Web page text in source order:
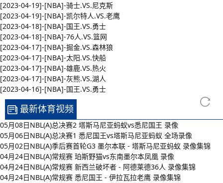
[2023-04-19]-[NBA]-骑士.VS.尼克斯
[2023-04-19]-[NBA]-凯尔特人.VS.老鹰
[2023-04-18]-[NBA]-国王.VS.勇士
[2023-04-18]-[NBA]-76人.VS.篮网
[2023-04-17]-[NBA]-掘金.VS.森林狼
[2023-04-17]-[NBA]-太阳.VS.快船
[2023-04-17]-[NBA]-雄鹿.VS.热火
[2023-04-17]-[NBA]-灰熊.VS.湖人
[2023-04-16]-[NBA]-国王.VS.勇士
最新体育视频
05月08日NBL(A)总决赛2 塔斯马尼亚蚂蚁vs悉尼国王 录像
05月06日NBL(A)总决赛1 悉尼国王vs塔斯马尼亚蚂蚁 全场录像
05月02日NBL(A)季后赛首轮G3 墨尔本联 - 塔斯马尼亚蚂蚁 录像集锦
04月24日NBL(A)常规赛 珀斯野猫vs东南墨尔本凤凰 录像
04月24日NBL(A)常规赛 新西兰破坏者 - 阿德莱德36人 录像集锦
04月24日NBL(A)常规赛 悉尼国王 - 伊拉瓦拉老鹰 录像集锦